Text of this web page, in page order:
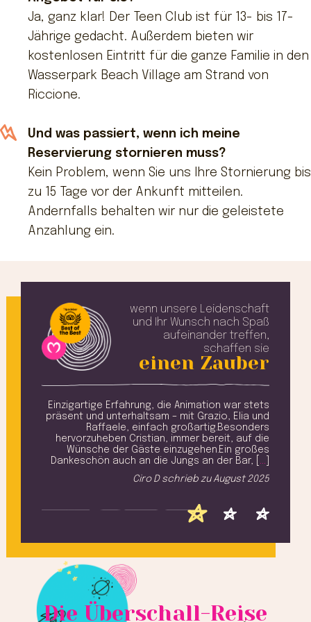
Ja, ganz klar! Der Teen Club ist für 13- bis 17-
Jährige gedacht. Außerdem bieten wir
kostenlosen Eintritt für die ganze Familie in den
Wasserpark Beach Village am Strand von
Riccione.
Und was passiert, wenn ich meine
Reservierung stornieren muss?
Kein Problem, wenn Sie uns Ihre Stornierung bis
zu 15 Tage vor der Ankunft mitteilen.
Andernfalls behalten wir nur die geleistete
Anzahlung ein.
wenn unsere Leidenschaft
und Ihr Wunsch nach Spaß
aufeinander treffen,
schaffen sie
einen Zauber
Einzigartige Erfahrung, die Animation war stets
präsent und unterhaltsam – mit Grazio, Elia und
Raffaele, einfach großartig.Besonders
hervorzuheben Cristian, immer bereit, auf die
Wünsche der Gäste einzugehen.Ein großes
Dankeschön auch an die Jungs an der Bar, [
Ciro Dschrieb zuAugust 2025
Die Überschall-Reise